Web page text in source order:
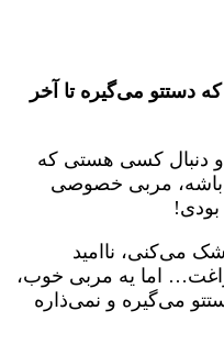
می‌گیره تا آخر
و دنبال کسی هستی که
باشه، مربی خصوصی
می‌کنی، ناامید
اما یه مربی خوب،
می‌گیره و نمی‌ذاره